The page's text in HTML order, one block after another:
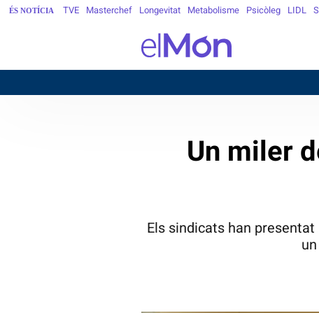
ÉS NOTÍCIA TVE Masterchef Longevitat Metabolisme Psicòleg LIDL
Un miler
Els sindicats han